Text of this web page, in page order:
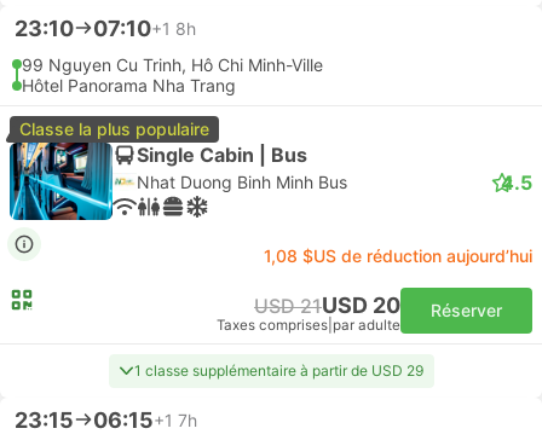
23:10 07:10+1 8h
99 Nguyen Cu Trinh, Hô Chi Minh-Ville
Hôtel Panorama Nha Trang
Classe la plus populaire
Single Cabin | Bus
Nhat Duong Binh Minh Bus 4.5
1,08 $US de réduction aujourd’hui
USD 21USD 20
Taxes comprises par adulte
Réserver
1 classe supplémentaire à partir de USD 29
23:15 06:15+1 7h